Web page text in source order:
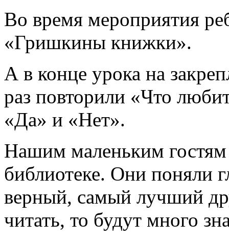
Во время мероприятия
«Гришкины книжки».
А в конце урока на
раз повторили «Что
«Да» и «Нет».
Нашим маленьким гостям
библиотеке. Они поняли
верный, самый лучший
читать, то будут много